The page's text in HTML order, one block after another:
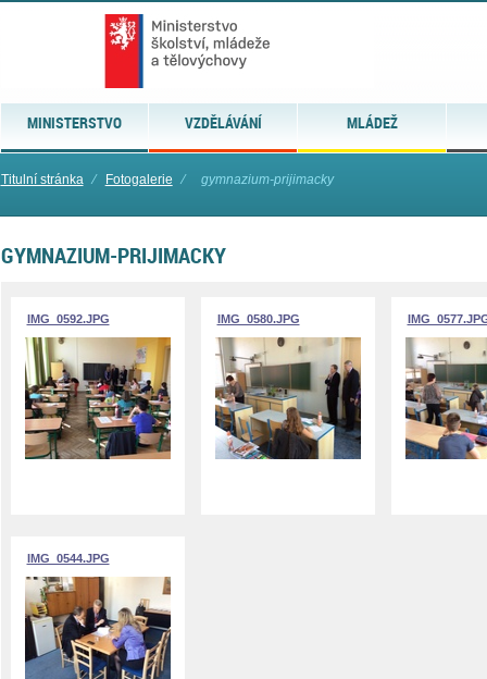
MINISTERSTVO VZDĚLÁVÁNÍ MLÁDEŽ
Titulní stránka ⁄ Fotogalerie ⁄ gymnazium-prijimacky
GYMNAZIUM-PRIJIMACKY
IMG_0592.JPG IMG_0580.JPG
IMG_0544.JPG